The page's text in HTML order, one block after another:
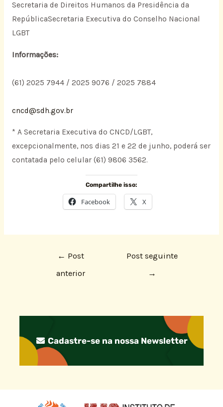
Secretaria de Direitos Humanos da Presidência da
RepúblicaSecretaria Executiva do Conselho Nacional
LGBT
Informações:
(61) 2025 7944 / 2025 9076 / 2025 7884
cncd@sdh.gov.br
* A Secretaria Executiva do CNCD/LGBT,
excepcionalmente, nos dias 21 e 22 de junho, poderá ser
contatada pelo celular (61) 9806 3562.
Compartilhe isso:
Facebook X
← Post
anterior
Post seguinte
→
Cadastre-se na nossa Newsletter